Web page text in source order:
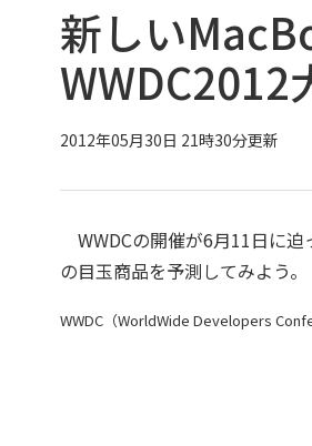
新しい
WWDC2012
2012年05月30日 21時30分更新
WWDCの開催が6月11日に
の目玉商品を予測してみよう。
WWDC（WorldWide Developers